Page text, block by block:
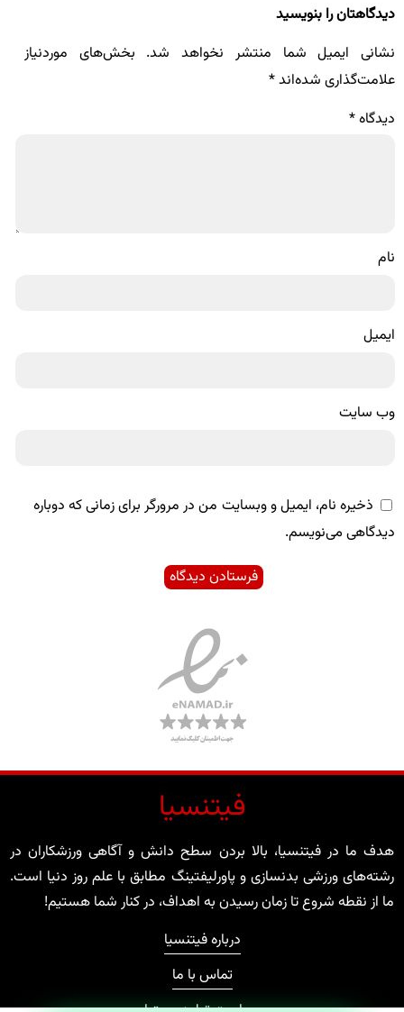
دیدگاهتان را بنویسید
نشانی ایمیل شما منتشر نخواهد شد. بخش‌های موردنیاز
علامت‌گذاری شده‌اند*
دیدگاه*
نام
ایمیل
وب‌ سایت
ذخیره نام، ایمیل و وبسایت من در مرورگر برای زمانی که دوباره
دیدگاهی می‌نویسم.
فیتنسیا
هدف ما در فیتنسیا، بالا بردن سطح دانش و آگاهی ورزشکاران در
رشته‌های ورزشی بدنسازی و پاورلیفتینگ مطابق با علم روز دنیا است.
ما از نقطه شروع تا زمان رسیدن به اهداف، در کنار شما هستیم!
درباره فیتنسیا
تماس با ما